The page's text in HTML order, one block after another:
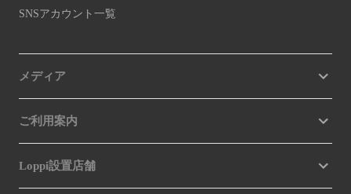
SNSアカウント一覧
メディア
ご利用案内
Loppi設置店舗